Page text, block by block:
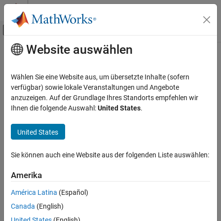
Weiter zum Inhalt
Umschaltung für Off-Canvas-
Startseite der Dokumentation
Simscape Driveline
Driveline Modeling
Drivetrain Disturbances
Simscape Driveline
ON THIS PAGE
Description
Ports
Hauptinhalt
Sinusoidal Rotational Velocity
Source
Produce sinusoidal rotational velocity
Libraries:
Description
TheSinusoidal Rotational Velocity Source
sinusoidal rotational velocity with a constant offset.
Website auswählen
Wählen Sie eine Website aus, um übersetzte Inhalte (sofern
verfügbar) sowie lokale Veranstaltungen und Angebote
anzuzeigen. Auf der Grundlage Ihres Standorts empfehlen wir
Ihnen die folgende Auswahl:United States.
United States
Sie können auch eine Website aus der folgenden Liste auswählen:
Amerika
América Latina (Español)
Canada (English)